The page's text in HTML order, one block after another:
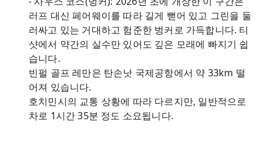
러프 대신 페어웨이를 따라 길게 뻗어 있고 그린을 둘
러싸고 있는 거대하고 험준한 벙커로 가득합니다. 티
샷에서 약간의 실수만 있어도 깊은 모래에 빠지기 쉽
습니다.
빈펄 골프 레만은 탄손낫 국제공항에서 약 33km 떨
어져 있습니다.
호치민시의 교통 상황에 따라 다르지만, 일반적으로
차로 1시간 35분 정도 소요됩니다.